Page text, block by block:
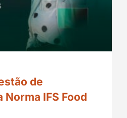
de
IFS Food